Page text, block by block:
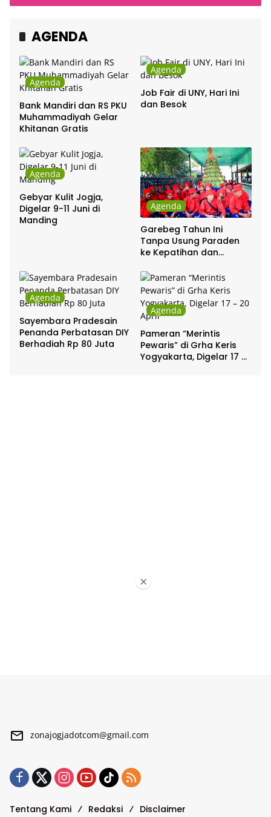
Chrisye
AGENDA
Agenda
Bank Mandiri dan RS PKU
Muhammadiyah Gelar
Khitanan Gratis
Agenda
Job Fair di UNY, Hari Ini
dan Besok
Agenda
Gebyar Kulit Jogja,
Digelar 9-11 Juni di
Manding
Agenda
Garebeg Tahun Ini
Tanpa Usung Paraden
ke Kepatihan dan
Agenda
Sayembara Pradesain
Penanda Perbatasan DIY
Berhadiah Rp 80 Juta
Agenda
Pameran “Merintis
Pewaris” di Grha Keris
Yogyakarta, Digelar 17 –
zonajogjadotcom@gmail.com
Tentang Kami Redaksi Disclaimer
×